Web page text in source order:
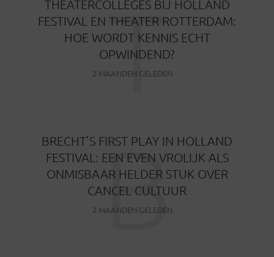
THEATERCOLLEGES BIJ HOLLAND
FESTIVAL EN THEATER ROTTERDAM:
HOE WORDT KENNIS ECHT
OPWINDEND?
2 MAANDEN GELEDEN
T
BRECHT’S FIRST PLAY IN HOLLAND
FESTIVAL: EEN EVEN VROLIJK ALS
ONMISBAAR HELDER STUK OVER
CANCEL CULTUUR
2 MAANDEN GELEDEN
B